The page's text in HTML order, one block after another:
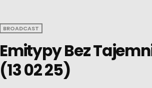
BROADCAST
Emitypy Bez
(13 02 25)